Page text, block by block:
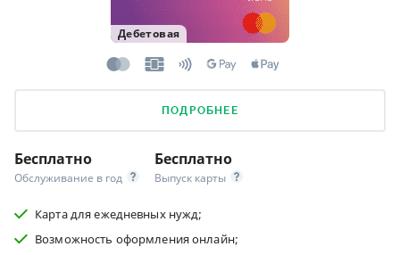
Дебетовая
ПОДРОБНЕЕ
Бесплатно
Обслуживание в год
Бесплатно
Выпуск карты
Карта для ежедневных нужд;
Возможность оформления онлайн;